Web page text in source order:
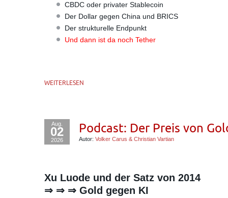
CBDC oder privater Stablecoin
Der Dollar gegen China und BRICS
Der strukturelle Endpunkt
Und dann ist da noch Tether
WEITERLESEN
Aug.
02
2026
Podcast: Der Preis von
Autor: Volker Carus & Christian Vartian
Xu Luode und der Satz von 2014
⇒ ⇒ ⇒ Gold gegen KI